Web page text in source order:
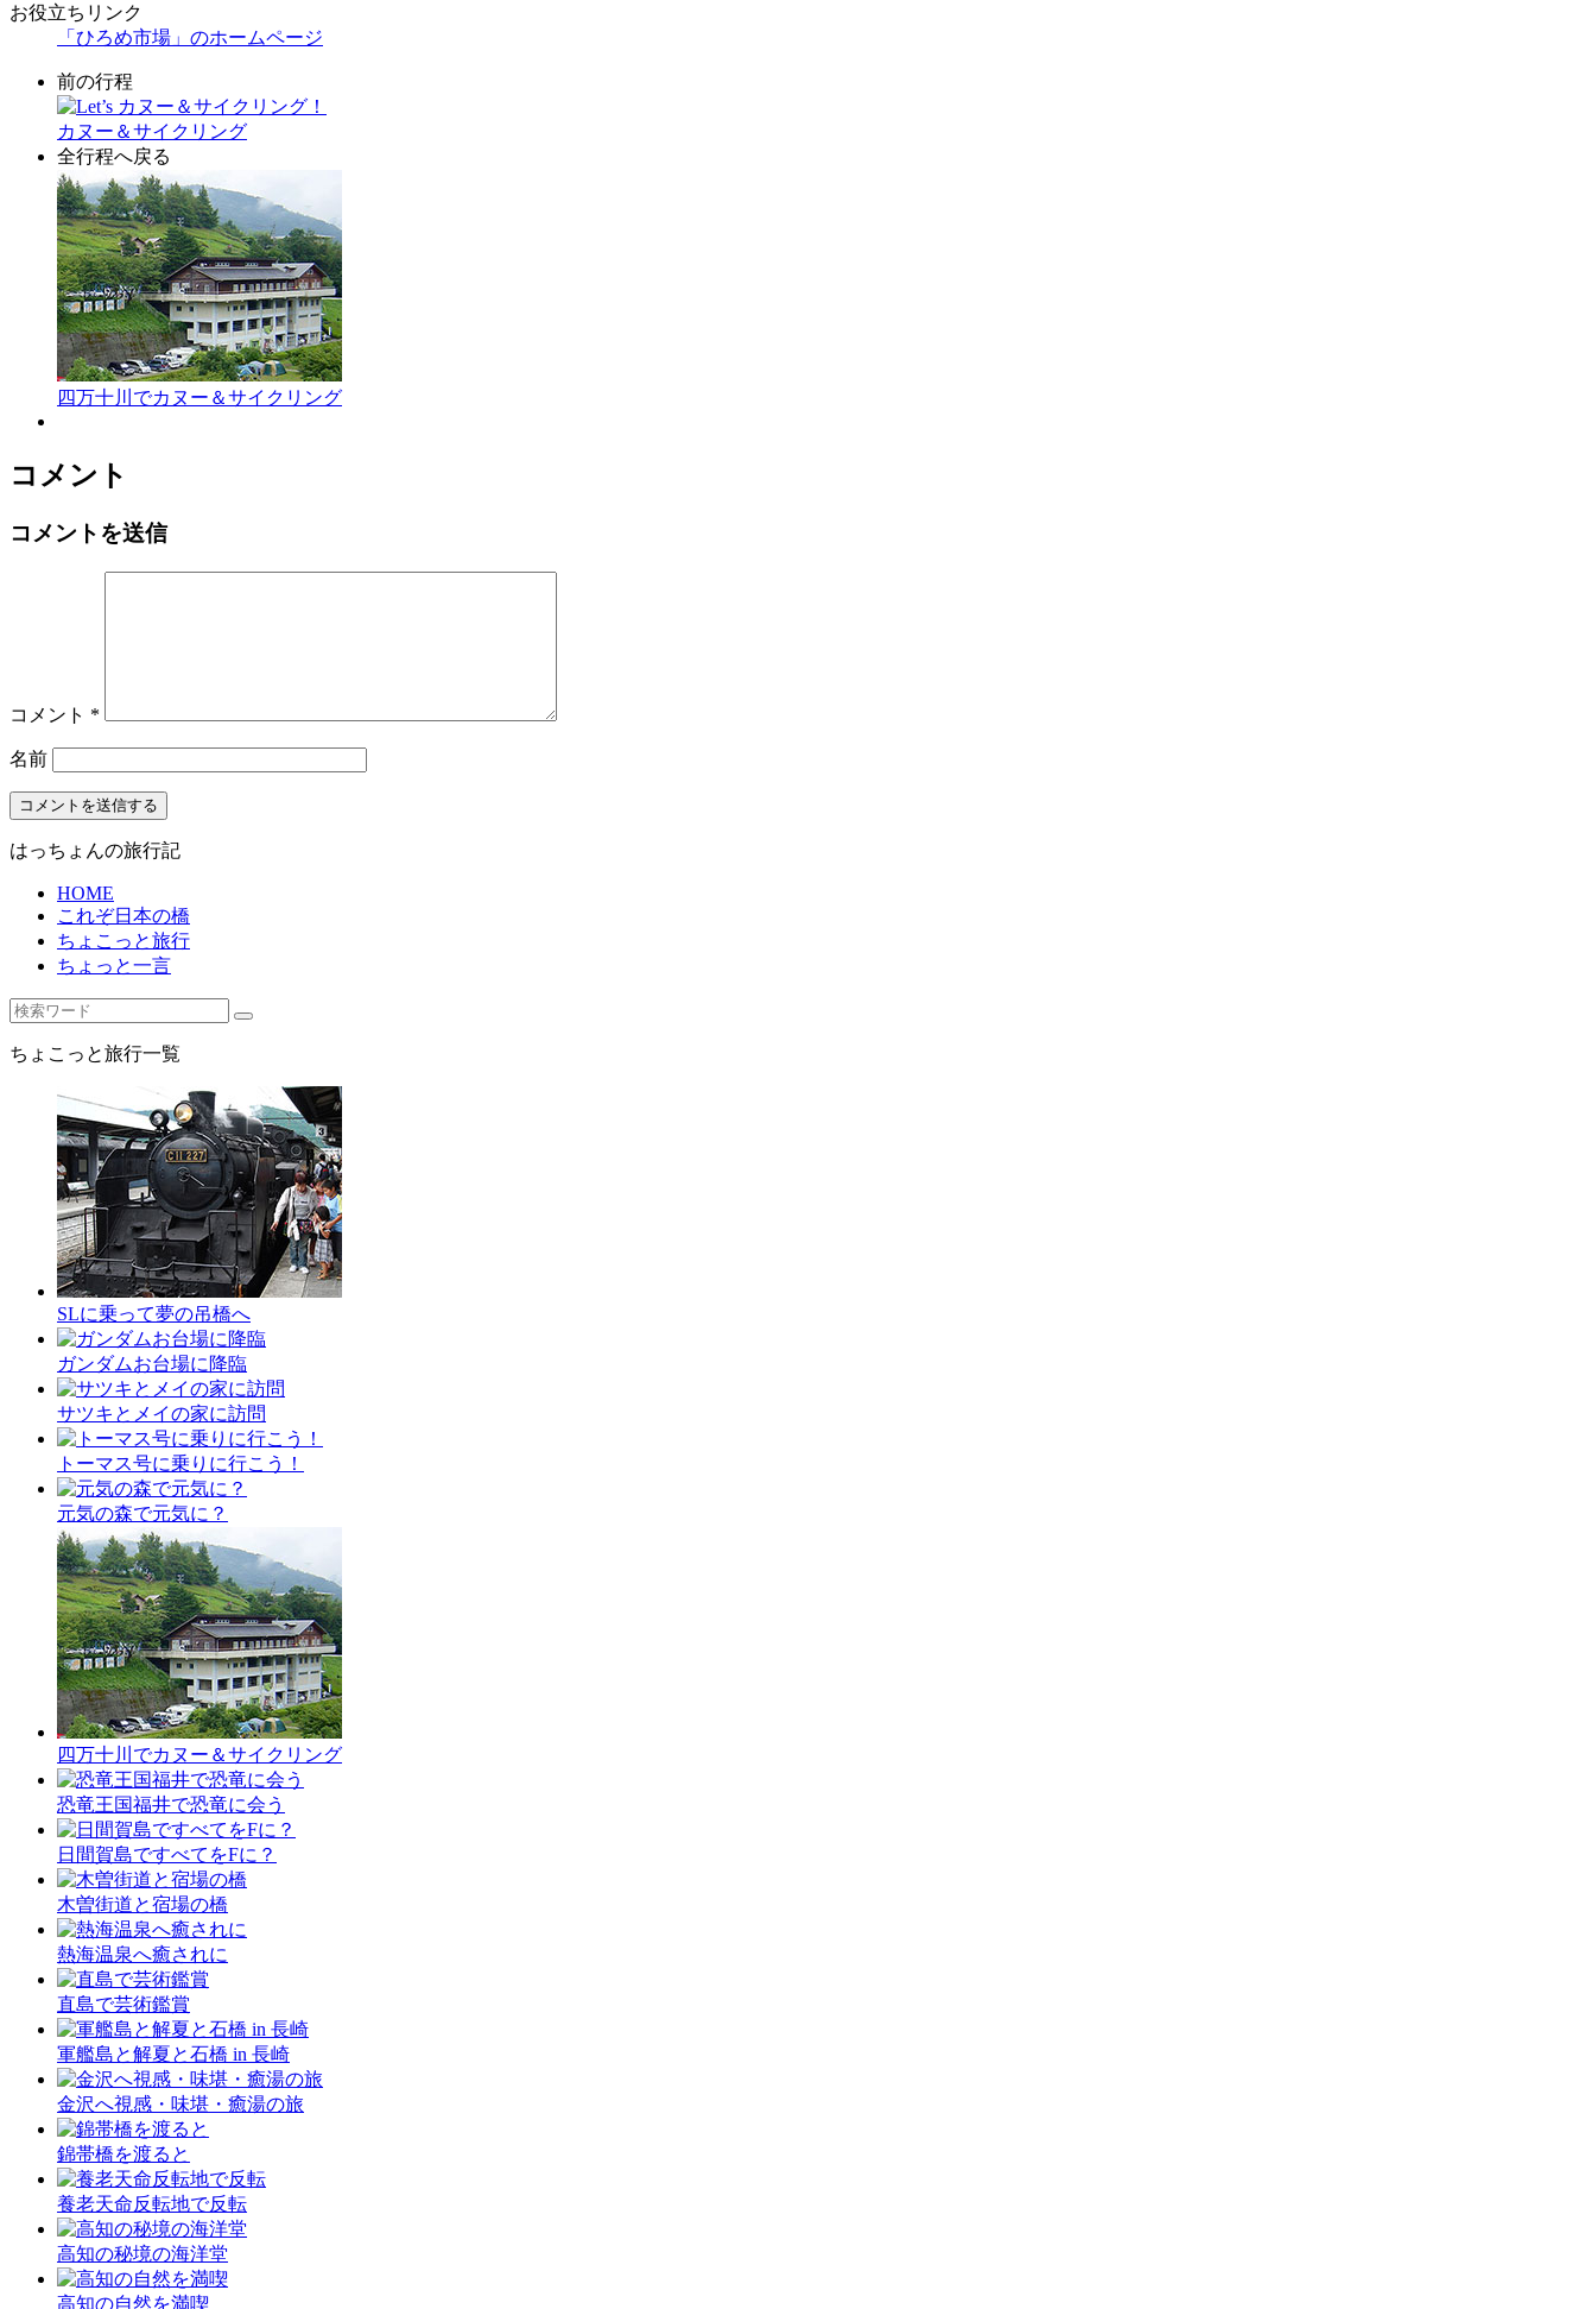
お役立ちリンク
「ひろめ市場」のホームページ
前の行程
カヌー＆サイクリング
全行程へ戻る
四万十川でカヌー＆サイクリング
コメント
コメントを送信
コメント *
名前
はっちょんの旅行記
HOME
これぞ日本の橋
ちょこっと旅行
ちょっと一言
ちょこっと旅行一覧
SLに乗って夢の吊橋へ
ガンダムお台場に降臨
サツキとメイの家に訪問
トーマス号に乗りに行こう！
元気の森で元気に？
四万十川でカヌー＆サイクリング
恐竜王国福井で恐竜に会う
日間賀島ですべてをFに？
木曽街道と宿場の橋
熱海温泉へ癒されに
直島で芸術鑑賞
軍艦島と解夏と石橋 in 長崎
金沢へ視感・味堪・癒湯の旅
錦帯橋を渡ると
養老天命反転地で反転
高知の秘境の海洋堂
高知の自然を満喫